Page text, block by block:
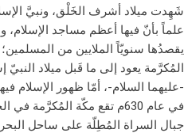
علماً بأنّ فيها أعظم مساجد
يقصدُها سنويّاً الملايين من
المُكرَّمة يعود إلى ما قَبل ميلاد
-عليهما السلام-، أمّا ظهور الإسلام
في عام 630م تقع مكّة
جبال السراة المُطِلّة على ساحل البحر